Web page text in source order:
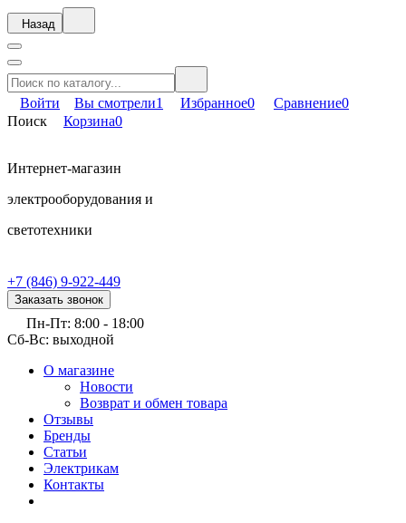
Назад
Войти Вы смотрели1 Избранное0 Сравнение0
Поиск
Корзина0
Интернет-магазин
электрооборудования и
светотехники
+7 (846) 9-922-449
Заказать звонок
Пн-Пт: 8:00 - 18:00
Сб-Вс: выходной
О магазине
Новости
Возврат и обмен товара
Отзывы
Бренды
Статьи
Электрикам
Контакты